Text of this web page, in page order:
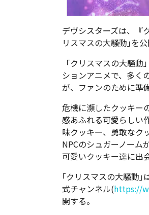
デヴシスターズは、『
リスマスの大騒動｣を公
「クリスマスの大騒
ションアニメで、多く
が、ファンのために準
危機に瀕したクッキー
感あふれる可愛らしい
味クッキー、勇敢なク
NPCのシュガーノーム
可愛いクッキー達に出
｢クリスマスの大騒動
式チャンネル(https://
開する。